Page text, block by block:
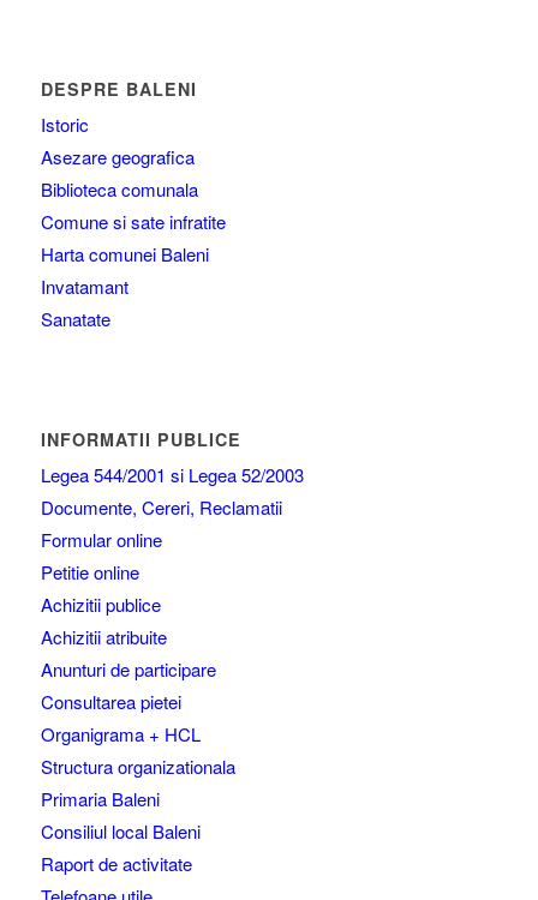
DESPRE BALENI
Istoric
Asezare geografica
Biblioteca comunala
Comune si sate infratite
Harta comunei Baleni
Invatamant
Sanatate
INFORMATII PUBLICE
Legea 544/2001 si Legea 52/2003
Documente, Cereri, Reclamatii
Formular online
Petitie online
Achizitii publice
Achizitii atribuite
Anunturi de participare
Consultarea pietei
Organigrama + HCL
Structura organizationala
Primaria Baleni
Consiliul local Baleni
Raport de activitate